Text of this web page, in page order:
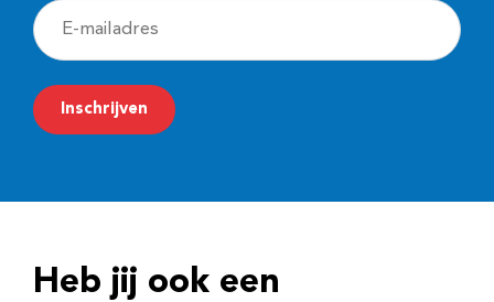
E
-
m
a
r
Inschrijven
Heb jij ook een